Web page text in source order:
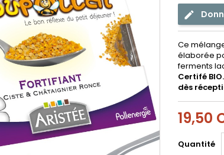
Ce
élaborée
ferments
Certifé
dès
19,50
Quantité